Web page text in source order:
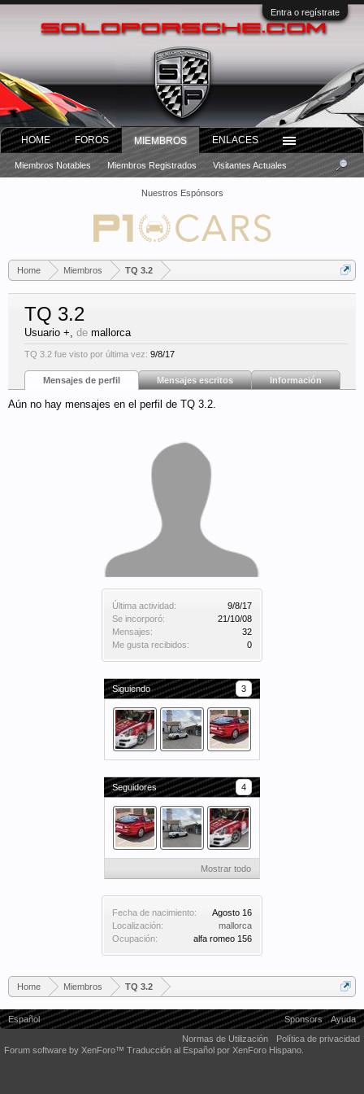
Entra o regístrate
Nuestros Espónsors
Home Miembros TQ 3.2
Última actividad:
9/8/17
Se incorporó:
21/10/08
Mensajes:
32
Me gusta recibidos:
0
Siguiendo 3
Seguidores 4
Mostrar todo
Fecha de nacimiento:
Agosto 16
Localización:
mallorca
Ocupación:
alfa romeo 156
TQ 3.2
Usuario +, de mallorca
TQ 3.2 fue visto por última vez: 9/8/17
Mensajes de perfil Mensajes escritos Información
Aún no hay mensajes en el perfil de TQ 3.2.
Home Miembros TQ 3.2
HOME FOROS MIEMBROS
Miembros Notables Miembros Registrados Visitantes Actuales
ENLACES
Español Sponsors
Ayuda
Normas de Utilización
Política de privacidad
Forum software by XenForo™ Traducción al Español por XenForo Hispano.